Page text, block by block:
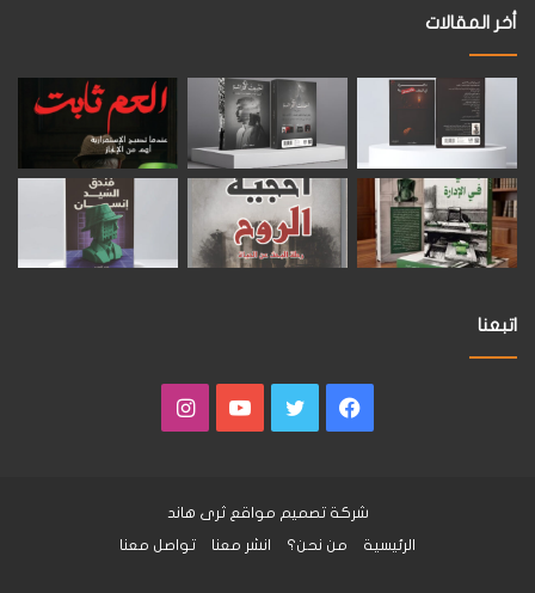
أخر المقالات
اتبعنا
فيسبوكتويتر يوتيوبانستقرام
شركة تصميم مواقع ثرى هاند
الرئيسية
من نحن؟ انشر معنا تواصل معنا